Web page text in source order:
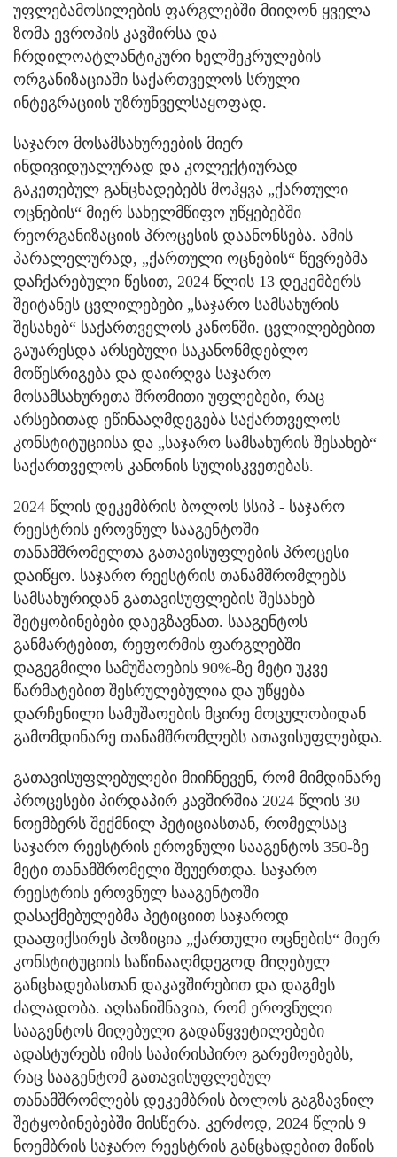
უფლებამოსილების ფარგლებში მიიღონ ყველა
ზომა ევროპის კავშირსა და
ჩრდილოატლანტიკური ხელშეკრულების
ორგანიზაციაში საქართველოს სრული
ინტეგრაციის უზრუნველსაყოფად.
საჯარო მოსამსახურეების მიერ
ინდივიდუალურად და კოლექტიურად
გაკეთებულ განცხადებებს მოჰყვა „ქართული
ოცნების“ მიერ სახელმწიფო უწყებებში
რეორგანიზაციის პროცესის დაანონსება. ამის
პარალელურად, „ქართული ოცნების“ წევრებმა
დაჩქარებული წესით, 2024 წლის 13 დეკემბერს
შეიტანეს ცვლილებები „საჯარო სამსახურის
შესახებ“ საქართველოს კანონში. ცვლილებებით
გაუარესდა არსებული საკანონმდებლო
მოწესრიგება და დაირღვა საჯარო
მოსამსახურეთა შრომითი უფლებები, რაც
არსებითად ეწინააღმდეგება საქართველოს
კონსტიტუციისა და „საჯარო სამსახურის შესახებ“
საქართველოს კანონის სულისკვეთებას.
2024 წლის დეკემბრის ბოლოს სსიპ - საჯარო
რეესტრის ეროვნულ სააგენტოში
თანამშრომელთა გათავისუფლების პროცესი
დაიწყო. საჯარო რეესტრის თანამშრომლებს
სამსახურიდან გათავისუფლების შესახებ
შეტყობინებები დაეგზავნათ. სააგენტოს
განმარტებით, რეფორმის ფარგლებში
დაგეგმილი სამუშაოების 90%-ზე მეტი უკვე
წარმატებით შესრულებულია და უწყება
დარჩენილი სამუშაოების მცირე მოცულობიდან
გამომდინარე თანამშრომლებს ათავისუფლებდა.
გათავისუფლებულები მიიჩნევენ, რომ მიმდინარე
პროცესები პირდაპირ კავშირშია 2024 წლის 30
ნოემბერს შექმნილ პეტიციასთან, რომელსაც
საჯარო რეესტრის ეროვნული სააგენტოს 350-ზე
მეტი თანამშრომელი შეუერთდა. საჯარო
რეესტრის ეროვნულ სააგენტოში
დასაქმებულებმა პეტიციით საჯაროდ
დააფიქსირეს პოზიცია „ქართული ოცნების“ მიერ
კონსტიტუციის საწინააღმდეგოდ მიღებულ
განცხადებასთან დაკავშირებით და დაგმეს
ძალადობა. აღსანიშნავია, რომ ეროვნული
სააგენტოს მიღებული გადაწყვეტილებები
ადასტურებს იმის საპირისპირო გარემოებებს,
რაც სააგენტომ გათავისუფლებულ
თანამშრომლებს დეკემბრის ბოლოს გაგზავნილ
შეტყობინებებში მისწერა. კერძოდ, 2024 წლის 9
ნოემბრის საჯარო რეესტრის განცხადებით მიწის